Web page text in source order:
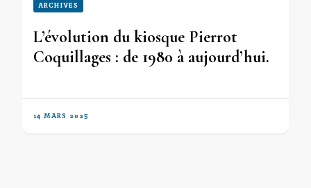
ARCHIVES
L’évolution du kiosque Pierrot
Coquillages : de 1980 à aujourd’hui.
14 MARS 2025